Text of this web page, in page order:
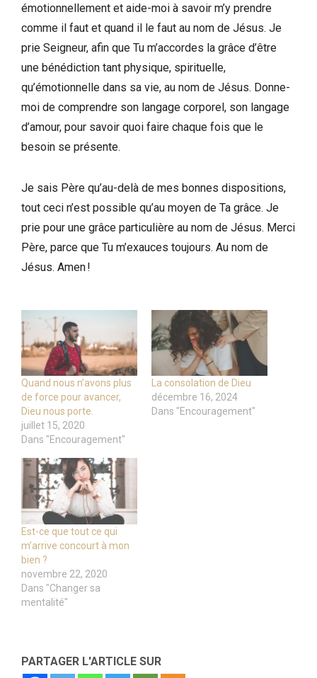
émotionnellement et aide-moi à savoir m’y prendre
comme il faut et quand il le faut au nom de Jésus. Je
prie Seigneur, afin que Tu m’accordes la grâce d’être
une bénédiction tant physique, spirituelle,
qu’émotionnelle dans sa vie, au nom de Jésus. Donne-
moi de comprendre son langage corporel, son langage
d’amour, pour savoir quoi faire chaque fois que le
besoin se présente.
Je sais Père qu’au-delà de mes bonnes dispositions,
tout ceci n’est possible qu’au moyen de Ta grâce. Je
prie pour une grâce particulière au nom de Jésus. Merci
Père, parce que Tu m’exauces toujours. Au nom de
Jésus. Amen !
Quand nous n’avons plus
de force pour avancer,
Dieu nous porte.
juillet 15, 2020
Dans "Encouragement"
La consolation de Dieu
décembre 16, 2024
Dans "Encouragement"
Est-ce que tout ce qui
m’arrive concourt à mon
bien ?
novembre 22, 2020
Dans "Changer sa
mentalité"
PARTAGER L'ARTICLE SUR